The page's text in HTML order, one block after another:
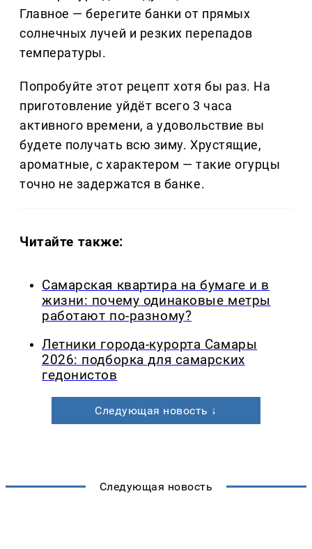
Главное — берегите банки от прямых
солнечных лучей и резких перепадов
температуры.
Попробуйте этот рецепт хотя бы раз. На
приготовление уйдёт всего 3 часа
активного времени, а удовольствие вы
будете получать всю зиму. Хрустящие,
ароматные, с характером — такие огурцы
точно не задержатся в банке.
Читайте также:
Самарская квартира на бумаге и в
жизни: почему одинаковые метры
работают по-разному?
Летники города-курорта Самары
2026: подборка для самарских
гедонистов
Следующая новость ↓
Следующая новость